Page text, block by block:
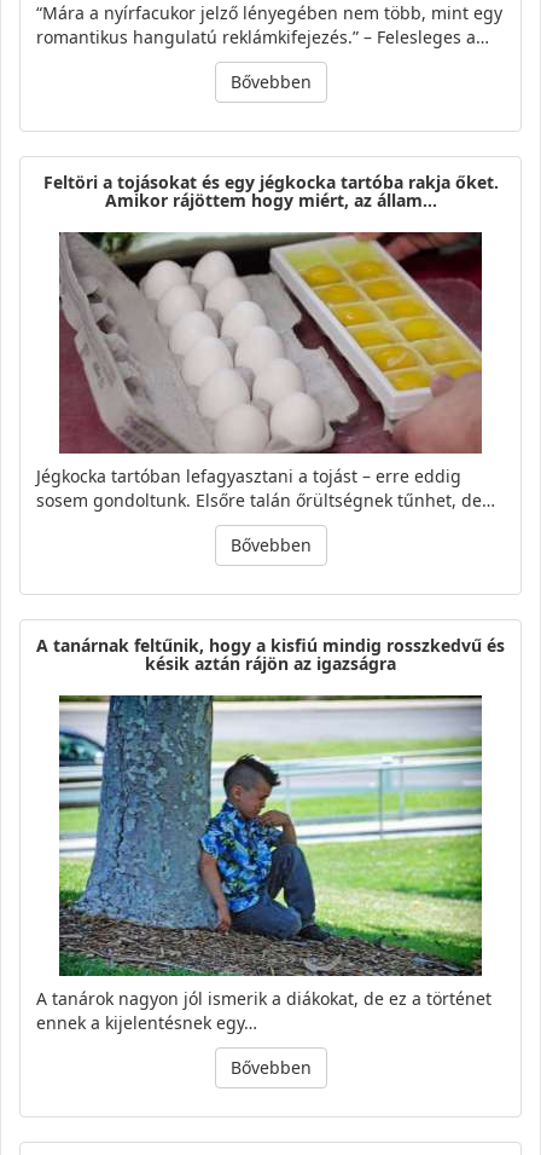
“Mára a nyírfacukor jelző lényegében nem több, mint egy
romantikus hangulatú reklámkifejezés.” – Felesleges a…
Bővebben
Feltöri a tojásokat és egy jégkocka tartóba rakja őket.
Amikor rájöttem hogy miért, az állam…
Jégkocka tartóban lefagyasztani a tojást – erre eddig
sosem gondoltunk. Elsőre talán őrültségnek tűnhet, de…
Bővebben
A tanárnak feltűnik, hogy a kisfiú mindig rosszkedvű és
késik aztán rájön az igazságra
A tanárok nagyon jól ismerik a diákokat, de ez a történet
ennek a kijelentésnek egy…
Bővebben